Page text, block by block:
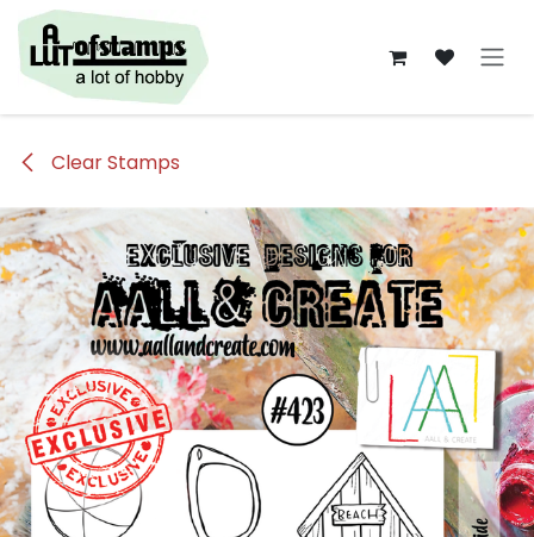
Overslaan naar inhoud
Clear Stamps